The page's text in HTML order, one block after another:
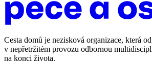
Cesta domů je nezisková organizace, která
v nepřetržitém provozu odbornou
na konci života.